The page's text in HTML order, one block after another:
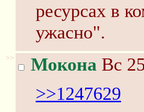
ресурсах в
ужасно".
>> Мокона Вс
>>1247629